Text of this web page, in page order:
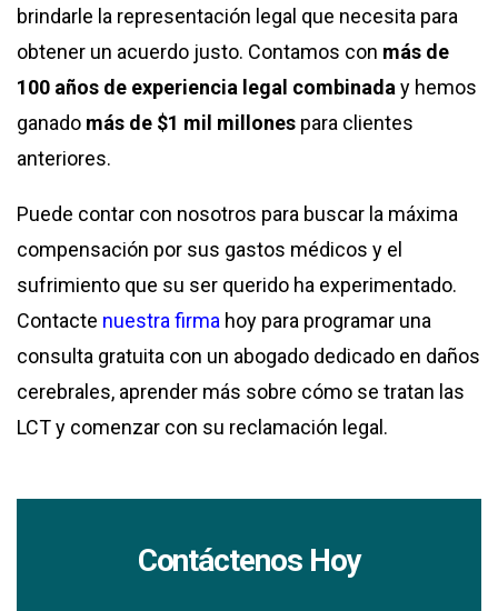
brindarle la representación legal que necesita para
obtener un acuerdo justo. Contamos con más de
100 años de experiencia legal combinaday hemos
ganado más de $1 mil millones para clientes
anteriores.
Puede contar con nosotros para buscar la máxima
compensación por sus gastos médicos y el
sufrimiento que su ser querido ha experimentado.
Contacte nuestra firma hoy para programar una
consulta gratuita con un abogado dedicado en daños
cerebrales, aprender más sobre cómo se tratan las
LCT y comenzar con su reclamación legal.
Contáctenos Hoy